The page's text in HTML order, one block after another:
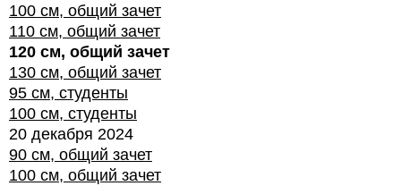
100 см, общий зачет
110 см, общий зачет
120 см, общий зачет
130 см, общий зачет
95 см, студенты
100 см, студенты
20 декабря 2024
90 см, общий зачет
100 см, общий зачет